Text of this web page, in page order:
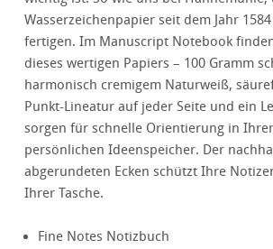
Wasserzeichenpapier seit dem Jahr
fertigen. Im Manuscript Notebook
dieses wertigen Papiers – 100 Gramm
harmonisch cremigem Naturweiß,
Punkt-Lineatur auf jeder Seite und ein
sorgen für schnelle Orientierung in
persönlichen Ideenspeicher. Der
abgerundeten Ecken schützt Ihre
Ihrer Tasche.
Fine Notes Notizbuch